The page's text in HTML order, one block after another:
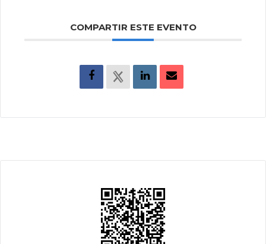
COMPARTIR ESTE EVENTO